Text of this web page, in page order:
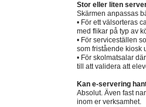
Stor eller liten
Skärmen anpassas
• För ett välsorteras
med flikar på typ av
• För serviceställen
som fristående kiosk
• För skolmatsalar
till att validera att
Kan e-servering
Absolut. Även fast
inom er verksamhet.